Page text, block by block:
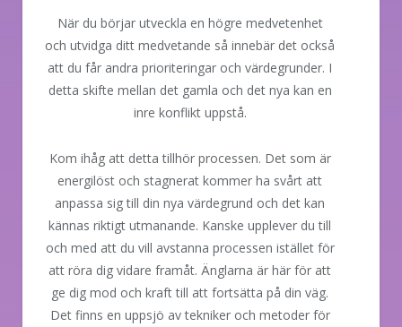
När du börjar utveckla en högre medvetenhet
och utvidga ditt medvetande så innebär det också
att du får andra prioriteringar och värdegrunder. I
detta skifte mellan det gamla och det nya kan en
inre konflikt uppstå.
Kom ihåg att detta tillhör processen. Det som är
energilöst och stagnerat kommer ha svårt att
anpassa sig till din nya värdegrund och det kan
kännas riktigt utmanande. Kanske upplever du till
och med att du vill avstanna processen istället för
att röra dig vidare framåt. Änglarna är här för att
ge dig mod och kraft till att fortsätta på din väg.
Det finns en uppsjö av tekniker och metoder för